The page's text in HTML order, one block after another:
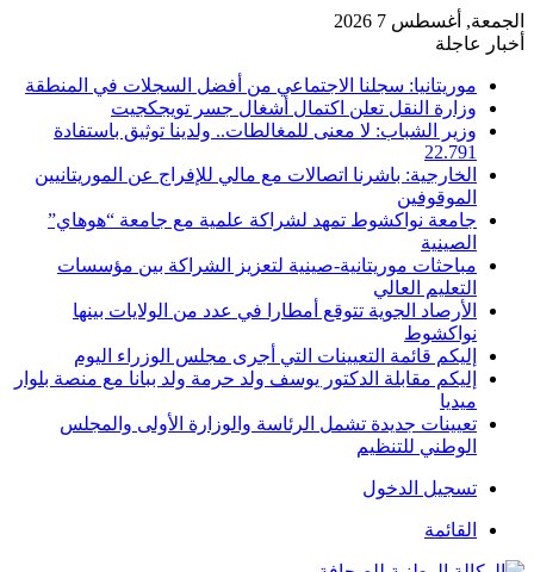
الجمعة, أغسطس 7 2026
أخبار عاجلة
موريتانيا: سجلنا الاجتماعي من أفضل السجلات في المنطقة
وزارة النقل تعلن اكتمال أشغال جسر تويجكجيت
وزير الشباب: لا معنى للمغالطات.. ولدينا توثيق باستفادة
22.791
الخارجية: باشرنا اتصالات مع مالي للإفراج عن الموريتانيين
الموقوفين
جامعة نواكشوط تمهد لشراكة علمية مع جامعة “هوهاي”
الصينية
مباحثات موريتانية-صينية لتعزيز الشراكة بين مؤسسات
التعليم العالي
الأرصاد الجوية تتوقع أمطارا في عدد من الولايات بينها
نواكشوط
إليكم قائمة التعيينات التي أجرى مجلس الوزراء اليوم
إليكم مقابلة الدكتور يوسف ولد حرمة ولد ببانا مع منصة بلوار
ميديا
تعيينات جديدة تشمل الرئاسة والوزارة الأولى والمجلس
الوطني للتنظيم
تسجيل الدخول
القائمة